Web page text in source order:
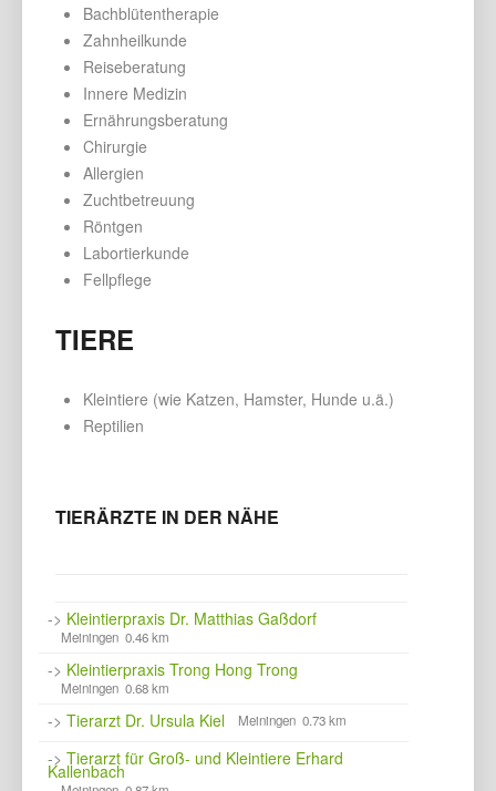
Bachblütentherapie
Zahnheilkunde
Reiseberatung
Innere Medizin
Ernährungsberatung
Chirurgie
Allergien
Zuchtbetreuung
Röntgen
Labortierkunde
Fellpflege
TIERE
Kleintiere (wie Katzen, Hamster, Hunde u.ä.)
Reptilien
TIERÄRZTE IN DER NÄHE
-> Kleintierpraxis Dr. Matthias Gaßdorf
Meiningen 0.46 km
-> Kleintierpraxis Trong Hong Trong
Meiningen 0.68 km
-> Tierarzt Dr. Ursula Kiel Meiningen 0.73 km
-> Tierarzt für Groß- und Kleintiere Erhard
Kallenbach